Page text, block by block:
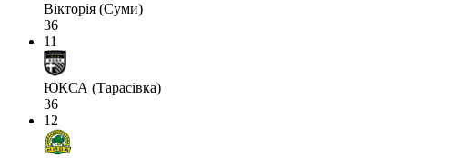
Вікторія (Суми)
36
11
ЮКСА (Тарасівка)
36
12